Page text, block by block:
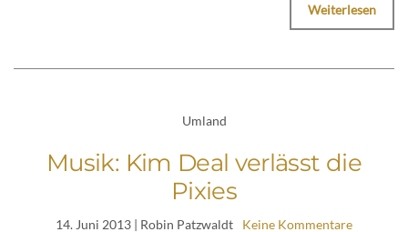
Weiterlesen
Umland
Musik: Kim Deal verlässt die
Pixies
14. Juni 2013 | Robin Patzwaldt Keine Kommentare